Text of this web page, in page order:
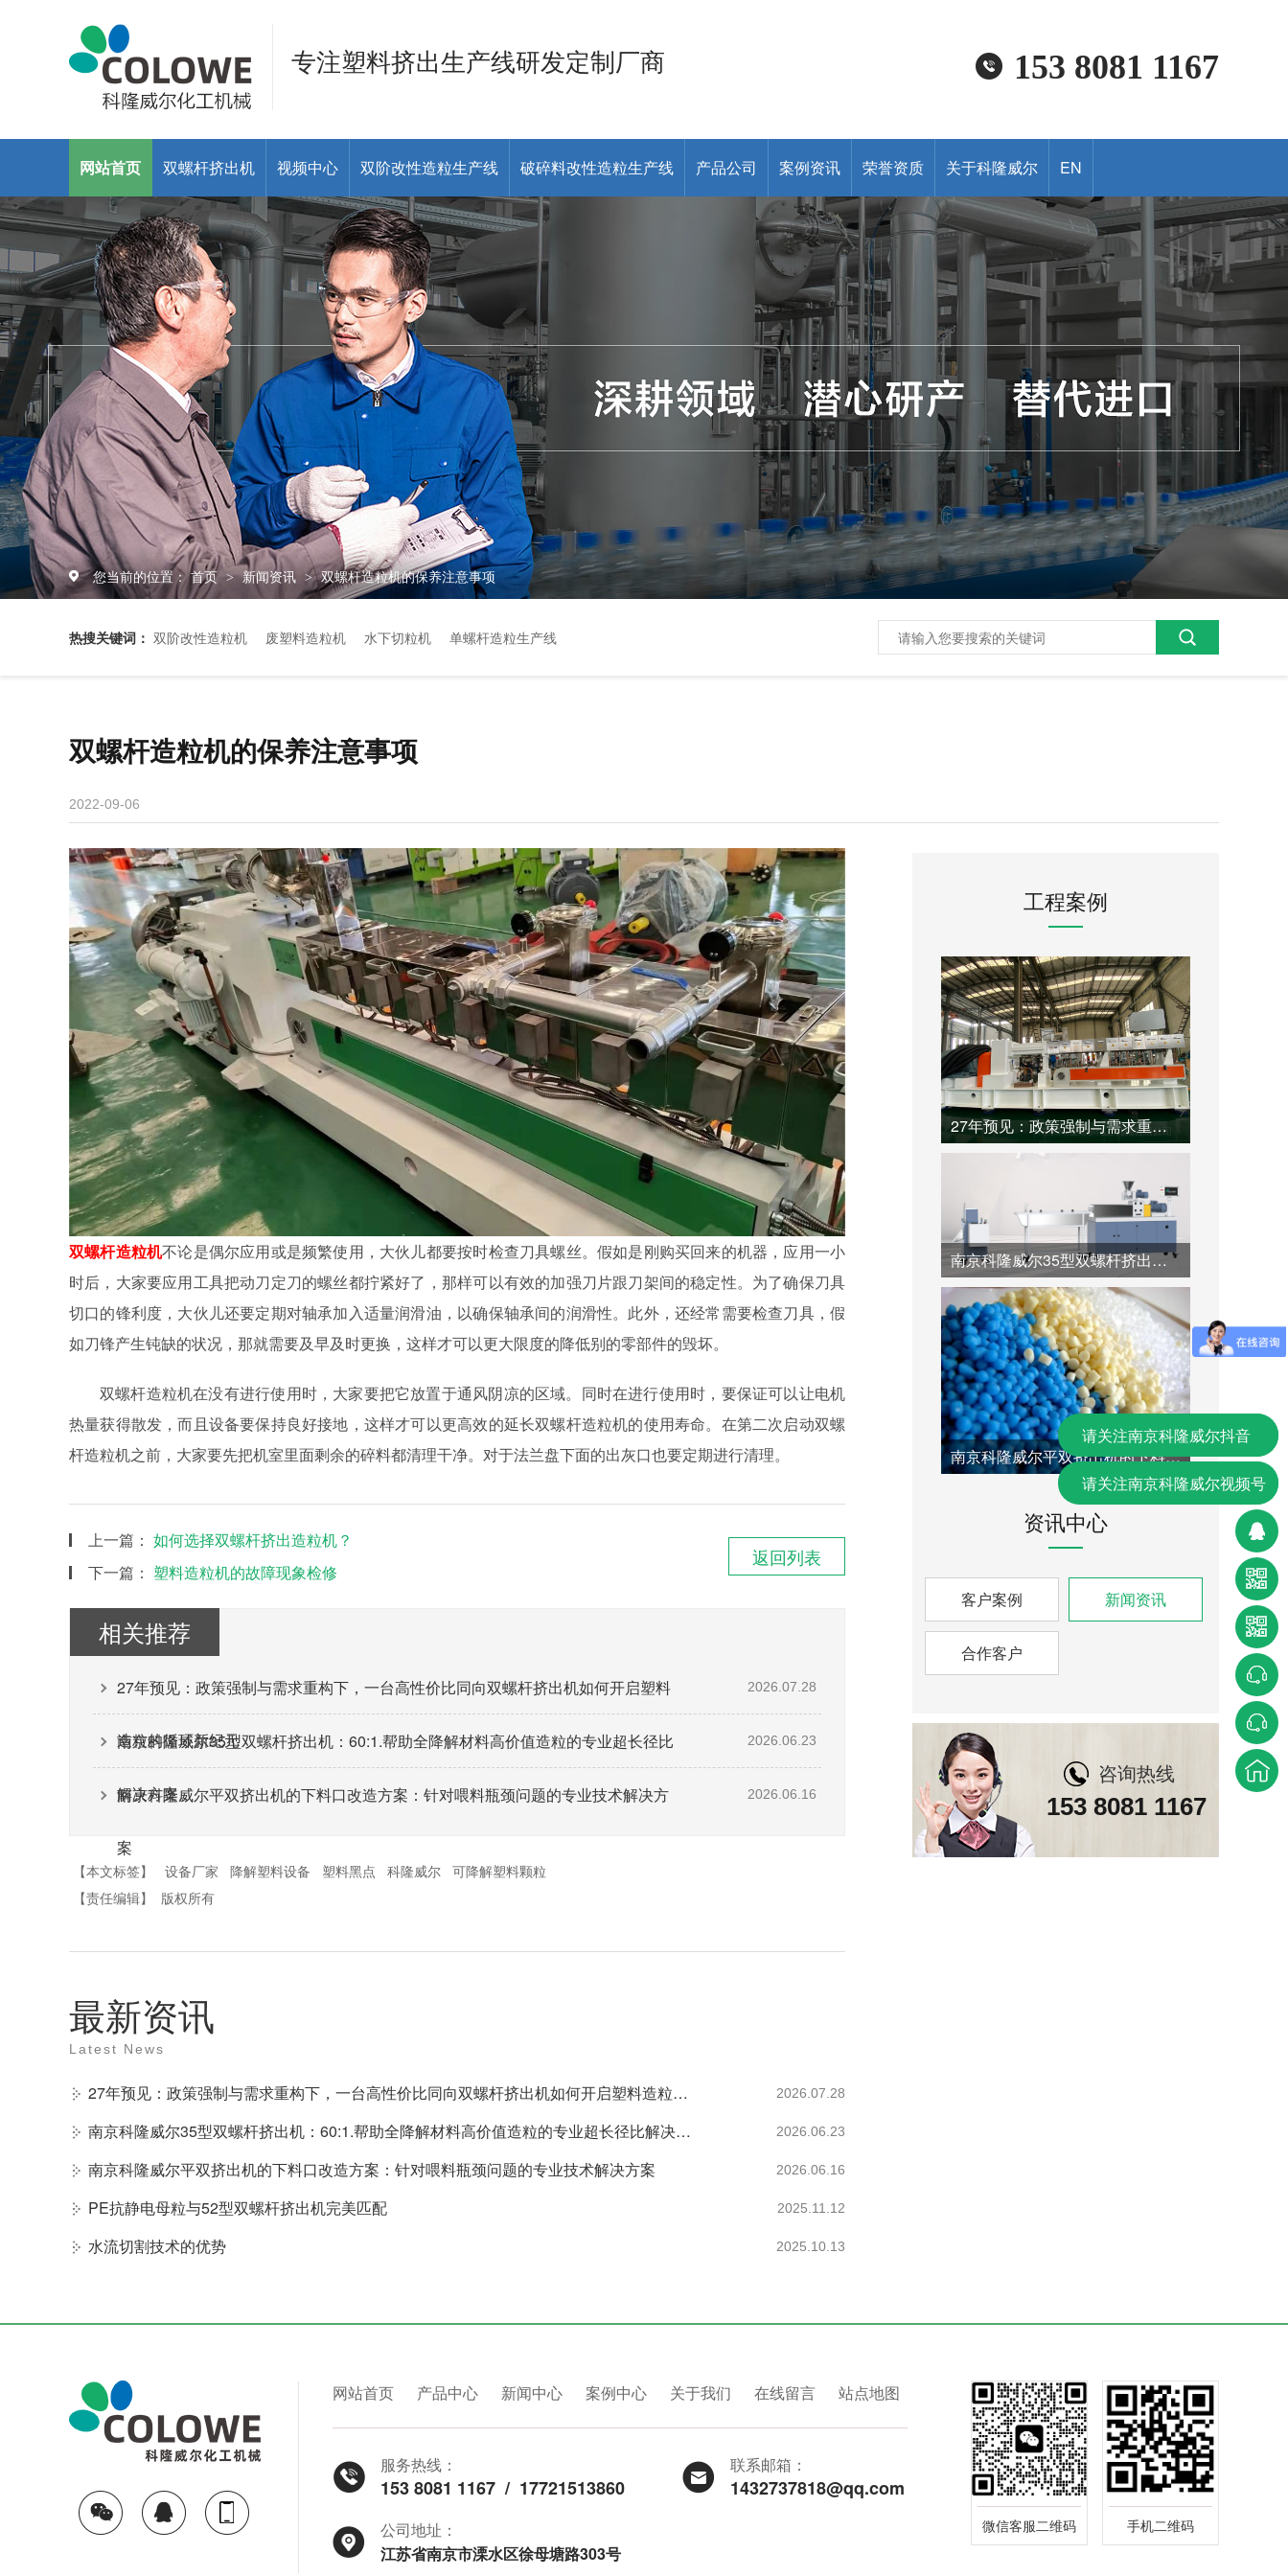
专注塑料挤出生产线研发定制厂商 153 8081 1167
网站首页 双螺杆挤出机 视频中心 双阶改性造粒生产线 破碎料改性造粒生产线 产品公司 案例资讯 荣誉资质 关于科隆威尔 EN
您当前的位置： 首页 > 新闻资讯 > 双螺杆造粒机的保养注意事项
热搜关键词： 双阶改性造粒机 废塑料造粒机 水下切粒机 单螺杆造粒生产线
双螺杆造粒机的保养注意事项
2022-09-06
双螺杆造粒机不论是偶尔应用或是频繁使用，大伙儿都要按时检查刀具螺丝。假如是刚购买回来的机器，应用一小
时后，大家要应用工具把动刀定刀的螺丝都拧紧好了，那样可以有效的加强刀片跟刀架间的稳定性。为了确保刀具
切口的锋利度，大伙儿还要定期对轴承加入适量润滑油，以确保轴承间的润滑性。此外，还经常需要检查刀具，假
如刀锋产生钝缺的状况，那就需要及早及时更换，这样才可以更大限度的降低别的零部件的毁坏。
双螺杆造粒机在没有进行使用时，大家要把它放置于通风阴凉的区域。同时在进行使用时，要保证可以让电机
热量获得散发，而且设备要保持良好接地，这样才可以更高效的延长双螺杆造粒机的使用寿命。在第二次启动双螺
杆造粒机之前，大家要先把机室里面剩余的碎料都清理干净。对于法兰盘下面的出灰口也要定期进行清理。
上一篇： 如何选择双螺杆挤出造粒机？
下一篇： 塑料造粒机的故障现象检修
返回列表
相关推荐
27年预见：政策强制与需求重构下，一台高性价比同向双螺杆挤出机如何开启塑料
造粒的循环新纪元
2026.07.28
南京科隆威尔35型双螺杆挤出机：60:1.帮助全降解材料高价值造粒的专业超长径比
解决方案。
2026.06.23
南京科隆威尔平双挤出机的下料口改造方案：针对喂料瓶颈问题的专业技术解决方
案
2026.06.16
【本文标签】 设备厂家 降解塑料设备 塑料黑点 科隆威尔 可降解塑料颗粒
【责任编辑】
版权所有
最新资讯
Latest News
27年预见：政策强制与需求重构下，一台高性价比同向双螺杆挤出机如何开启塑料造粒的循环新纪元 2026.07.28
南京科隆威尔35型双螺杆挤出机：60:1.帮助全降解材料高价值造粒的专业超长径比解决方案。 2026.06.23
南京科隆威尔平双挤出机的下料口改造方案：针对喂料瓶颈问题的专业技术解决方案 2026.06.16
PE抗静电母粒与52型双螺杆挤出机完美匹配 2025.11.12
水流切割技术的优势 2025.10.13
工程案例
27年预见：政策强制与需求重构下，一台高性价比同向双螺杆挤出机如何开启塑料造粒的循环新纪元
南京科隆威尔35型双螺杆挤出机：60:1.帮助全降解材料高价值造粒的专业超长径比解决方案。
南京科隆威尔平双挤出机的下料口改造方案：针对喂料瓶颈问题的专业技术解决方案
资讯中心
客户案例 新闻资讯
合作客户
咨询热线
153 8081 1167
网站首页 产品中心 新闻中心 案例中心 关于我们 在线留言 站点地图
服务热线：
153 8081 1167 / 17721513860
联系邮箱：
1432737818@qq.com
公司地址：
江苏省南京市溧水区徐母塘路303号
微信客服二维码 手机二维码
请关注南京科隆威尔抖音
请关注南京科隆威尔视频号